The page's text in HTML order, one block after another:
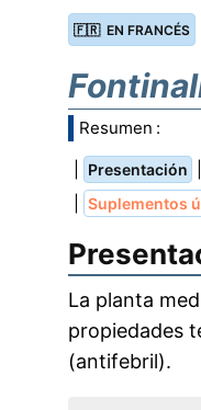
🇫🇷 EN FRANCÉS
Resumen :
Presentación
Suplementos
La planta
propiedades
(antifebril).